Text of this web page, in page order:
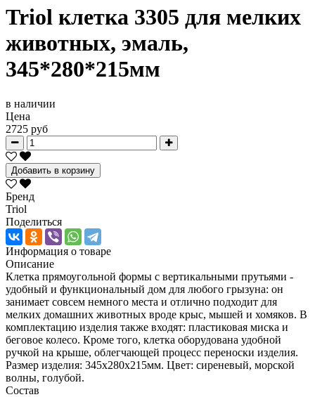
Triol клетка 3305 для мелких
животных, эмаль,
345*280*215мм
в наличии
Цена
2725 руб
Добавить в корзину
Бренд
Triol
Поделиться
Информация о товаре
Описание
Клетка прямоугольной формы с вертикальными прутьями -
удобный и функциональный дом для любого грызуна: он
занимает совсем немного места и отлично подходит для
мелких домашних животных вроде крыс, мышей и хомяков. В
комплектацию изделия также входят: пластиковая миска и
беговое колесо. Кроме того, клетка оборудована удобной
ручкой на крыше, облегчающей процесс переноски изделия.
Размер изделия: 345х280х215мм. Цвет: сиреневый, морской
волны, голубой.
Состав